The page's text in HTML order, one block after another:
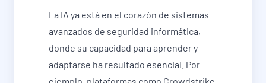
La IA ya está en el corazón de sistemas
avanzados de seguridad informática,
donde su capacidad para aprender y
adaptarse ha resultado esencial. Por